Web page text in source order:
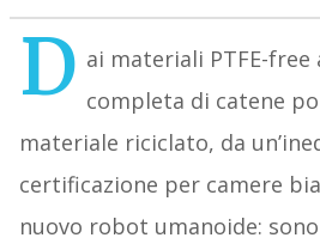
D ai materiali PTFE-
completa di catene
materiale riciclato, da
certificazione per camere
nuovo robot umanoide: sono